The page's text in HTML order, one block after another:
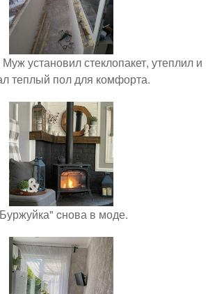
установил стеклопакет, утеплил и
теплый пол для комфорта.
cнова в моде.